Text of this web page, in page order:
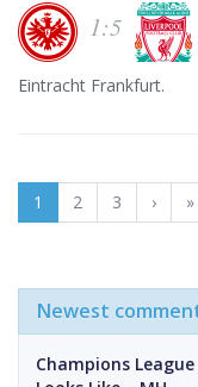
1:5
Eintracht Frankfurt.
1 2 3 › »
Newest
Champions